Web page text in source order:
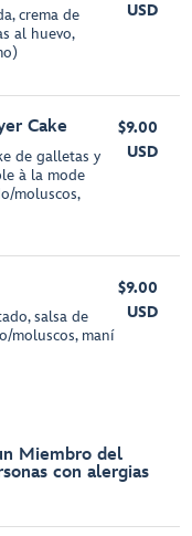
crema de
al huevo,
USD
Cake
de galletas y
à la mode
moluscos,
$9.00
USD
salsa de
moluscos, maní
$9.00
USD
Miembro del
con alergias